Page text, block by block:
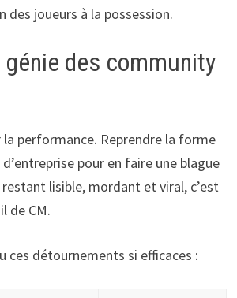
des joueurs à la possession.
génie des community
performance. Reprendre la forme
pour en faire une blague
lisible, mordant et viral, c’est
de CM.
ces détournements si efficaces :